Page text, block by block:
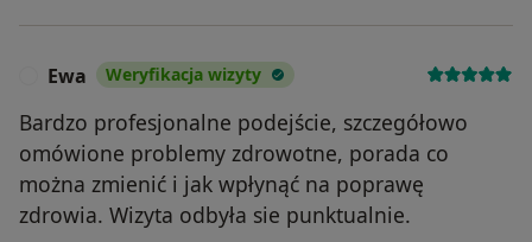
Ewa Weryfikacja wizyty
Bardzo profesjonalne podejście, szczegółowo
omówione problemy zdrowotne, porada co
można zmienić i jak wpłynąć na poprawę
zdrowia. Wizyta odbyła sie punktualnie.